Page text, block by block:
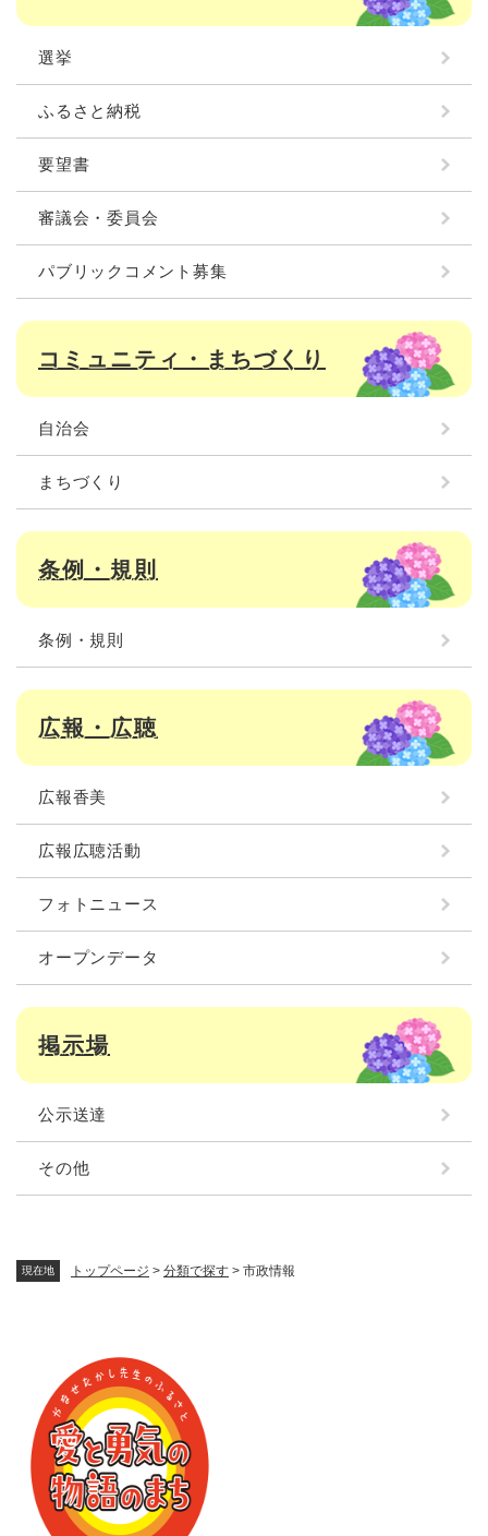
現在地 トップページ > 分類で探す > 市政情報
選挙
ふるさと納税
要望書
審議会・委員会
パブリックコメント募集
コミュニティ・まちづくり
自治会
まちづくり
条例・規則
条例・規則
広報・広聴
広報香美
広報広聴活動
フォトニュース
オープンデータ
掲示場
公示送達
その他